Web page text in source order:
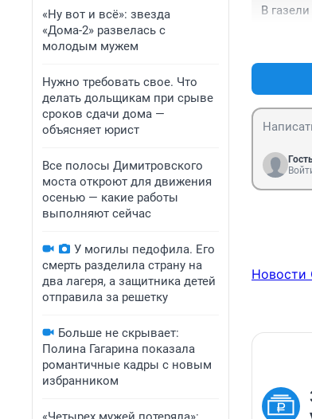
«Ну вот и всё»: звезда
«Дома-2» развелась с
молодым мужем
Нужно требовать свое. Что
делать дольщикам при срыве
сроков сдачи дома —
объясняет юрист
Все полосы Димитровского
моста откроют для движения
осенью — какие работы
выполняют сейчас
У могилы педофила. Его
смерть разделила страну на
два лагеря, а защитника детей
отправила за решетку
Больше не скрывает:
Полина Гагарина показала
романтичные кадры с новым
избранником
В